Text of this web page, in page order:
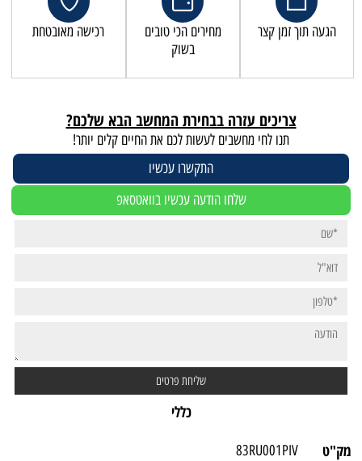
הגעה תוך זמן קצר
מחירים הכי טובים
בשוק
רכישה מאובטחת
צריכים עזרה בבחירת המחשב הבא שלכם?
תנו לחי מחשבים לעשות לכם את החיים קלים יותר!
התקשרו עכשיו
שלחו הודעה עכשיו בוואטסאפ
כללי
מק"ט
83RU001PIV